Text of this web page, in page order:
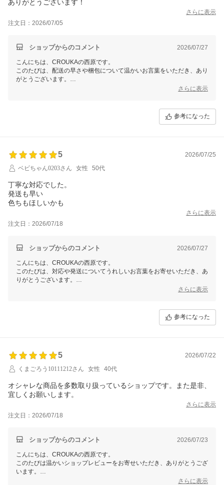
ありがとうございます！
さらに表示
注文日：2026/07/05
ショップからのコメント 2026/07/27
こんにちは、CROUKAの西原です。
このたびは、配送の早さや梱包について温かいお言葉をいただき、あり
がとうございます。
気持ちよくお受け取りいただけたご様子で、安心いたしました。さらに表示
参考になった
5
2026/07/25
ベビちゃん0203さん
女性 50代
丁寧な対応でした。
発送も早い
さらに表示
注文日：2026/07/18
ショップからのコメント 2026/07/27
こんにちは、CROUKAの西原です。
このたびは、対応や発送についてうれしいお言葉をお寄せいただき、あ
りがとうございます。
色違いもご検討いただけるほど気に入っていただけたことを、スタッフ
さらに表示
参考になった
5
2026/07/22
くまごろう10111212さん
女性 40代
オシャレな商品を多数取り扱っているショップです。また是非、
宜しくお願いします。
さらに表示
注文日：2026/07/18
ショップからのコメント 2026/07/23
こんにちは、CROUKAの西原です。
このたびは温かいショップレビューをお寄せいただき、ありがとうござ
います。
これからも装いを楽しんでいただけるような、心惹かれるアイテムを幅
さらに表示